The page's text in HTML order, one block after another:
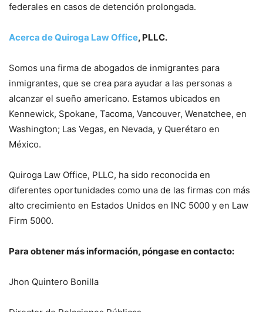
federales en casos de detención prolongada.
Acerca de Quiroga Law Office, PLLC.
Somos una firma de abogados de inmigrantes para
inmigrantes, que se crea para ayudar a las personas a
alcanzar el sueño americano. Estamos ubicados en
Kennewick, Spokane, Tacoma, Vancouver, Wenatchee, en
Washington; Las Vegas, en Nevada, y Querétaro en
México.
Quiroga Law Office, PLLC, ha sido reconocida en
diferentes oportunidades como una de las firmas con más
alto crecimiento en Estados Unidos en INC 5000 y en Law
Firm 5000.
Para obtener más información, póngase en contacto:
Jhon Quintero Bonilla